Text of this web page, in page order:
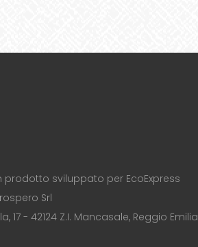
prodotto sviluppato per EcoExpress
Srl
17 - 42124 Z.I. Mancasale, Reggio Emilia